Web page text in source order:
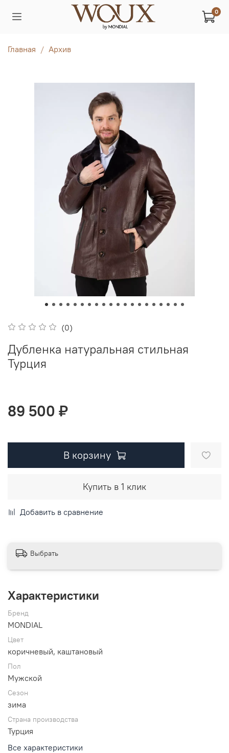
0
Главная Архив
(0)
Дубленка натуральная стильная
Турция
89 500 ₽
В корзину
Купить в 1 клик
Добавить в сравнение
Выбрать
Характеристики
Бренд
MONDIAL
Цвет
коричневый, каштановый
Пол
Мужской
Сезон
зима
Страна производства
Турция
Все характеристики